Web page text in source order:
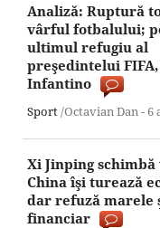
Analiză: Ruptură
vârful fotbalului;
ultimul refugiu al
preşedintelui
Infantino
Sport /Octavian Dan -6
Xi Jinping schimbă
China îşi turează
dar refuză marele
financiar